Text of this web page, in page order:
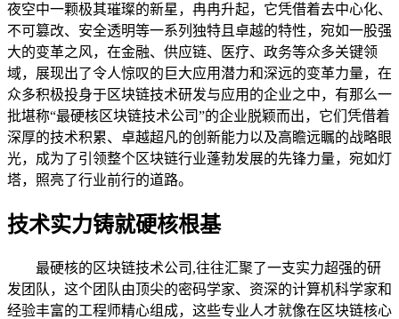
夜空中一颗极其璀璨的新星，冉冉升起，它凭借着去中心化、
不可篡改、安全透明等一系列独特且卓越的特性，宛如一股强
大的变革之风，在金融、供应链、医疗、政务等众多关键领
域，展现出了令人惊叹的巨大应用潜力和深远的变革力量，在
众多积极投身于区块链技术研发与应用的企业之中，有那么一
批堪称“最硬核区块链技术公司”的企业脱颖而出，它们凭借着
深厚的技术积累、卓越超凡的创新能力以及高瞻远瞩的战略眼
光，成为了引领整个区块链行业蓬勃发展的先锋力量，宛如灯
塔，照亮了行业前行的道路。
技术实力铸就硬核根基
最硬核的区块链技术公司,往往汇聚了一支实力超强的研
发团队，这个团队由顶尖的密码学家、资深的计算机科学家和
经验丰富的工程师精心组成，这些专业人才就像在区块链核心